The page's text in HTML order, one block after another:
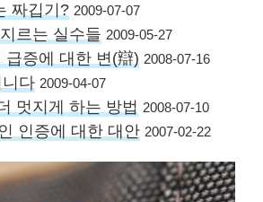
짜깁기? 2009-07-07
르는 실수들 2009-05-27
급증에 대한 변(辯) 2008-07-16
니다 2009-04-07
멋지게 하는 방법 2008-07-10
인증에 대한 대안 2007-02-22